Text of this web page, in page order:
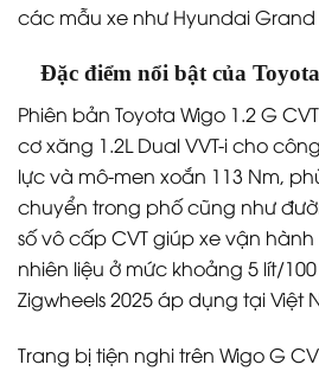
các mẫu xe như Hyundai Grand
Đặc điểm nổi bật của
Phiên bản Toyota Wigo 1.2 G
cơ xăng 1.2L Dual VVT-i cho
lực và mô-men xoắn 113 Nm,
chuyển trong phố cũng như
số vô cấp CVT giúp xe vận
nhiên liệu ở mức khoảng 5 lít/
Zigwheels 2025 áp dụng tại Việt
Trang bị tiện nghi trên Wigo G